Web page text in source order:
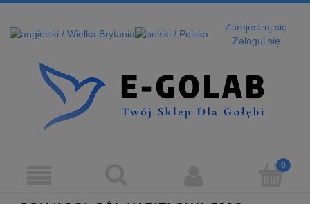
Zarejestruj się
Zaloguj się